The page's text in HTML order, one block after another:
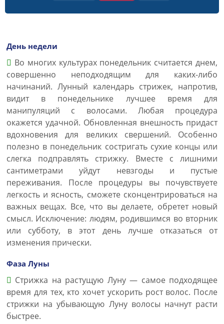
День недели
Во многих культурах понедельник считается днем,
совершенно неподходящим для каких-либо
начинаний. Лунный календарь стрижек, напротив,
видит в понедельнике лучшее время для
манипуляций с волосами. Любая процедура
окажется удачной. Обновленная внешность придаст
вдохновения для великих свершений. Особенно
полезно в понедельник состригать сухие концы или
слегка подправлять стрижку. Вместе с лишними
сантиметрами уйдут невзгоды и пустые
переживания. После процедуры вы почувствуете
легкость и ясность, сможете сконцентрироваться на
важных вещах. Все, что вы делаете, обретет новый
смысл. Исключение: людям, родившимся во вторник
или субботу, в этот день лучше отказаться от
изменения прически.
Фаза Луны
Стрижка на растущую Луну — самое подходящее
время для тех, кто хочет ускорить рост волос. После
стрижки на убывающую Луну волосы начнут расти
быстрее.